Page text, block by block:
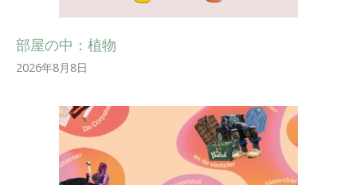
部屋の中：植物
2026年8月8日